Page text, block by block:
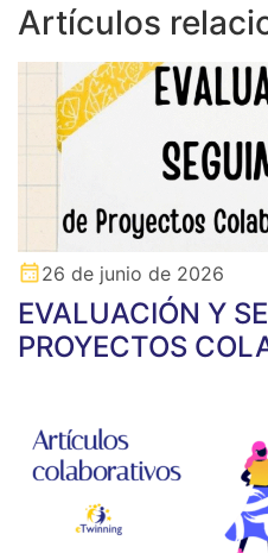
Artículos
26 de junio de 2026
EVALUACIÓN Y
PROYECTOS